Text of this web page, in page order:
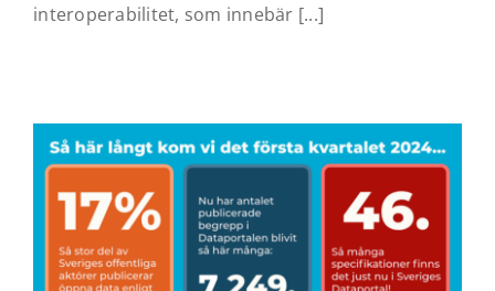
interoperabilitet, som innebär [...]